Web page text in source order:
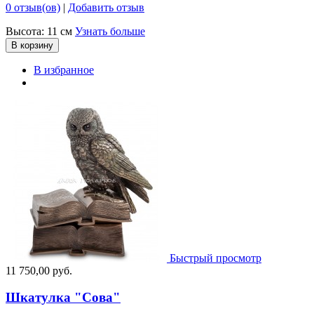
0 отзыв(ов) | Добавить отзыв
Высота: 11 см Узнать больше
В корзину
В избранное
Быстрый просмотр
11 750,00 руб.
Шкатулка "Сова"